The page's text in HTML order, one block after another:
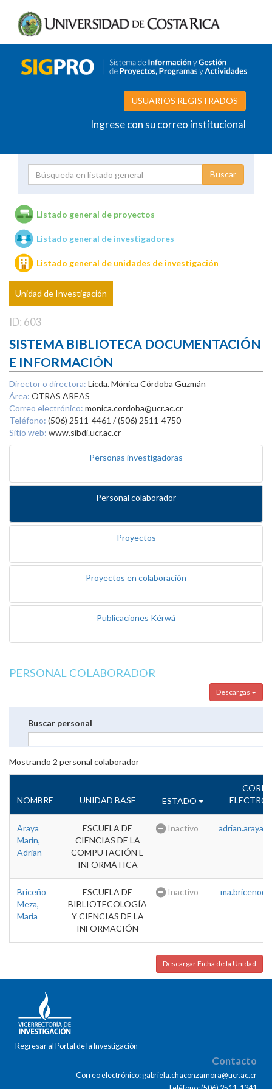
USUARIOS REGISTRADOS
Ingrese con su correo institucional
Unidades de investigación
Listado general de proyectos
Listado general de investigadores
Listado general de unidades de investigación
Unidad de Investigación
ID: 603
SISTEMA BIBLIOTECA DOCUMENTACIÓN
E INFORMACIÓN
Director o directora: Licda. Mónica Córdoba Guzmán
Área: OTRAS AREAS
Correo electrónico: monica.cordoba@ucr.ac.cr
Teléfono: (506) 2511-4461 / (506) 2511-4750
Sitio web: www.sibdi.ucr.ac.cr
Personas investigadoras
Personal colaborador
Proyectos
Proyectos en colaboración
Publicaciones Kérwá
PERSONAL COLABORADOR
Descargas
Buscar personal
Mostrando 2 personal colaborador
NOMBRE UNIDAD BASE ESTADO
Araya
Marin,
Adrian
ESCUELA DE
CIENCIAS DE LA
COMPUTACIÓN E
INFORMÁTICA
Inactivo
Briceño
Meza,
Maria
ESCUELA DE
BIBLIOTECOLOGÍA
Y CIENCIAS DE LA
INFORMACIÓN
Inactivo
Descargar Ficha de la Unidad
Regresar al Portal de la Investigación
Contacto
Correo electrónico: gabriela.chaconzamora@ucr.ac.cr